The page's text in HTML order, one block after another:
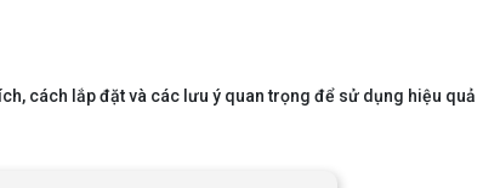
cách lắp đặt và các lưu ý quan trọng để sử dụng hiệu quả